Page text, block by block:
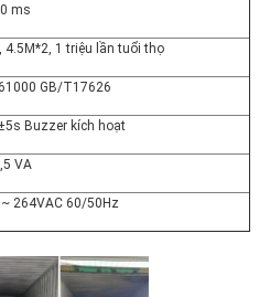
ms
4.5M*2, 1 triệu lần tuổi thọ
GB/T17626
Buzzer kích hoạt
VA
264VAC 60/50Hz